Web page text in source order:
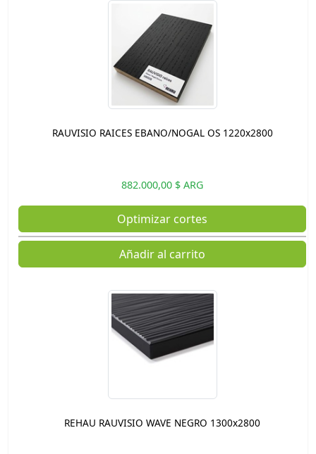
RAUVISIO RAICES EBANO/NOGAL OS 1220x2800
882.000,00 $ ARG
Optimizar cortes
Añadir al carrito
REHAU RAUVISIO WAVE NEGRO 1300x2800